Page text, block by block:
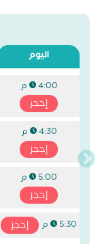
اليوم
4:00 م
إحجز
4:30 م
إحجز
5:00 م
إحجز
5:30 م
إحجز